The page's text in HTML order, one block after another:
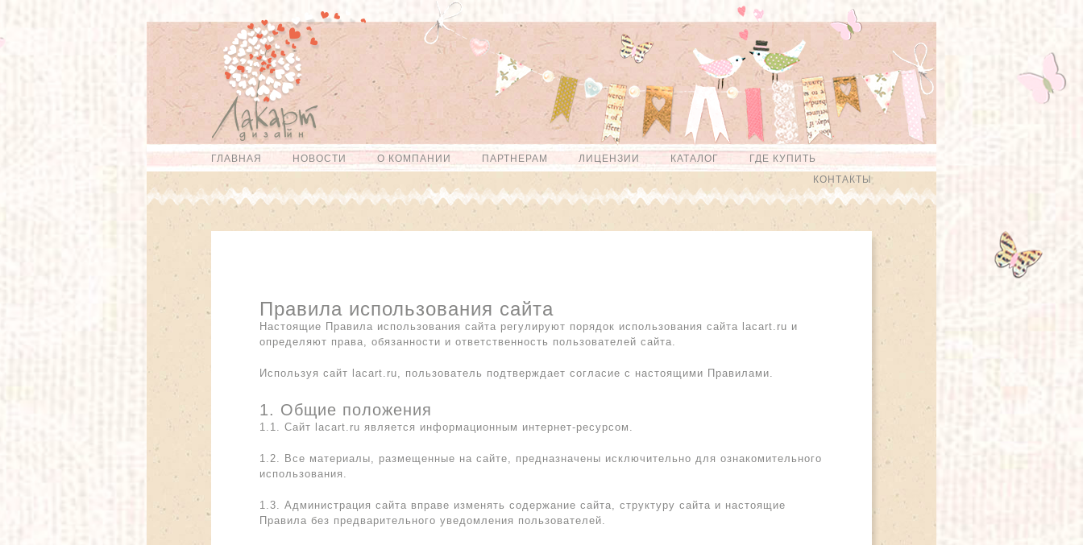
Перейти к
основному
содержанию
Skip to
navigation
Главное меню
ГЛАВНАЯ НОВОСТИ О КОМПАНИИ ПАРТНЕРАМ ЛИЦЕНЗИИ КАТАЛОГ
ГДЕ КУПИТЬ
КОНТАКТЫ
Правила использования сайта
Настоящие Правила использования сайта регулируют порядок использования сайта lacart.ru и
определяют права, обязанности и ответственность пользователей сайта.
Используя сайт lacart.ru, пользователь подтверждает согласие с настоящими Правилами.
1. Общие положения
1.1. Сайт lacart.ru является информационным интернет-ресурсом.
1.2. Все материалы, размещенные на сайте, предназначены исключительно для ознакомительного
использования.
1.3. Администрация сайта вправе изменять содержание сайта, структуру сайта и настоящие
Правила без предварительного уведомления пользователей.